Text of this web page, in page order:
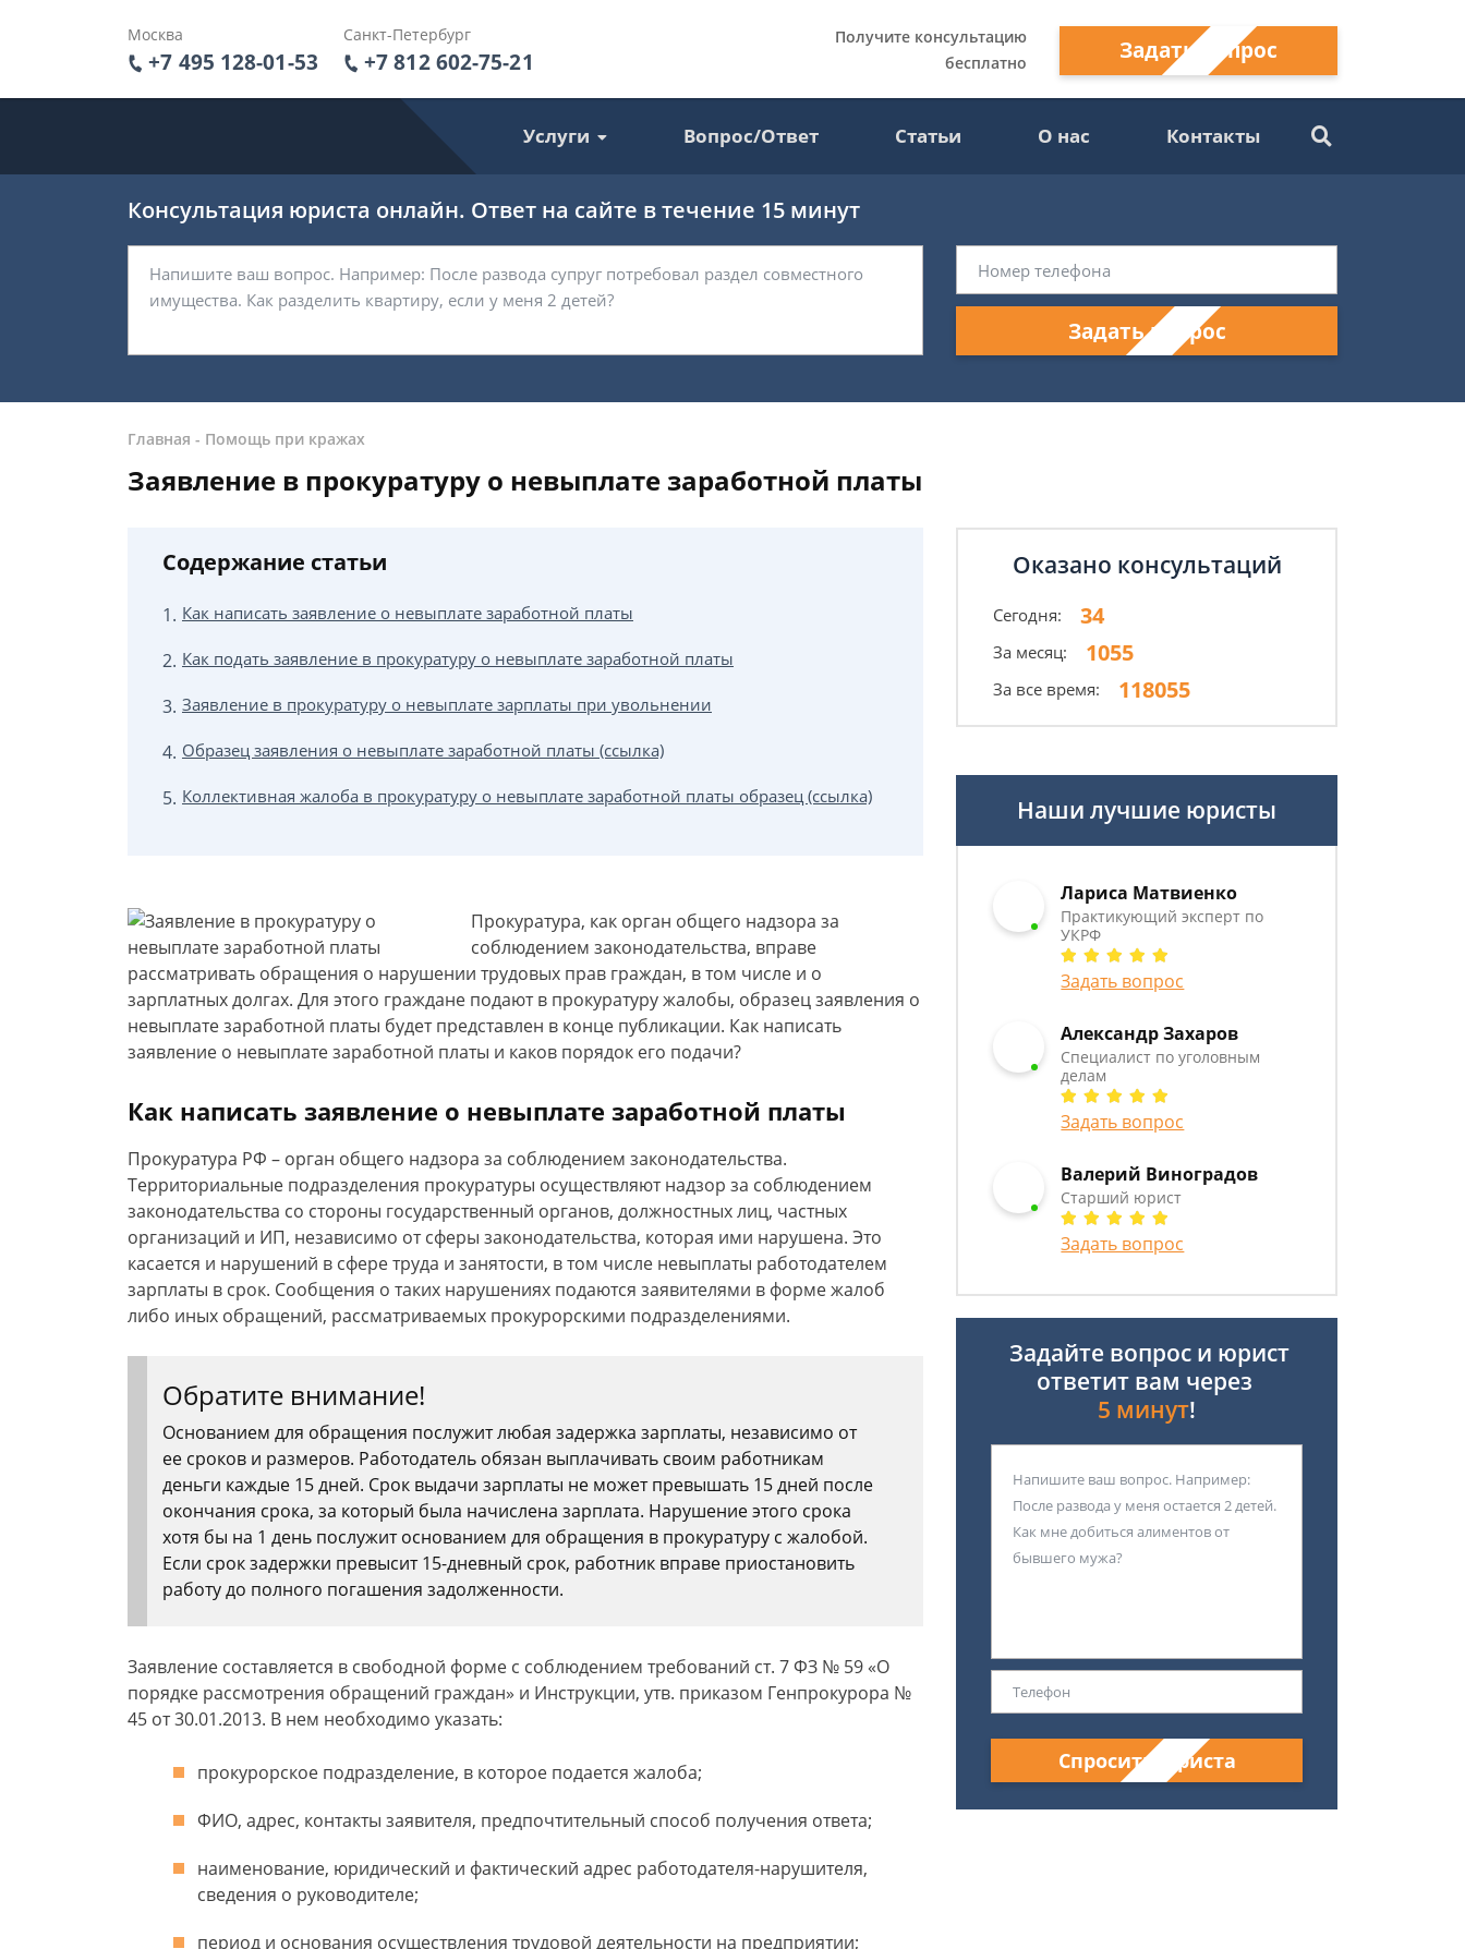
Москва
+7 495 128-01-53
Санкт-Петербург
+7 812 602-75-21
Получите консультацию
бесплатно
Задать вопрос
Услуги Вопрос/Ответ Статьи О нас Контакты
Консультация юриста онлайн. Ответ на сайте в течение 15 минут
Задать вопрос
Главная - Помощь при кражах
Заявление в прокуратуру о невыплате заработной платы
Содержание статьи
Как написать заявление о невыплате заработной платы
Как подать заявление в прокуратуру о невыплате заработной платы
Заявление в прокуратуру о невыплате зарплаты при увольнении
Образец заявления о невыплате заработной платы (ссылка)
Коллективная жалоба в прокуратуру о невыплате заработной платы образец (ссылка)
Прокуратура, как орган общего надзора за
соблюдением законодательства, вправе
рассматривать обращения о нарушении трудовых прав граждан, в том числе и о
зарплатных долгах. Для этого граждане подают в прокуратуру жалобы, образец заявления о
невыплате заработной платы будет представлен в конце публикации. Как написать
заявление о невыплате заработной платы и каков порядок его подачи?
Как написать заявление о невыплате заработной платы
Прокуратура РФ – орган общего надзора за соблюдением законодательства.
Территориальные подразделения прокуратуры осуществляют надзор за соблюдением
законодательства со стороны государственный органов, должностных лиц, частных
организаций и ИП, независимо от сферы законодательства, которая ими нарушена. Это
касается и нарушений в сфере труда и занятости, в том числе невыплаты работодателем
зарплаты в срок. Сообщения о таких нарушениях подаются заявителями в форме жалоб
либо иных обращений, рассматриваемых прокурорскими подразделениями.
Обратите внимание!
Основанием для обращения послужит любая задержка зарплаты, независимо от
ее сроков и размеров. Работодатель обязан выплачивать своим работникам
деньги каждые 15 дней. Срок выдачи зарплаты не может превышать 15 дней после
окончания срока, за который была начислена зарплата. Нарушение этого срока
хотя бы на 1 день послужит основанием для обращения в прокуратуру с жалобой.
Если срок задержки превысит 15-дневный срок, работник вправе приостановить
работу до полного погашения задолженности.
Заявление составляется в свободной форме с соблюдением требований ст. 7 ФЗ № 59 «О
порядке рассмотрения обращений граждан» и Инструкции, утв. приказом Генпрокурора №
45 от 30.01.2013. В нем необходимо указать:
прокурорское подразделение, в которое подается жалоба;
ФИО, адрес, контакты заявителя, предпочтительный способ получения ответа;
наименование, юридический и фактический адрес работодателя-нарушителя,
сведения о руководителе;
период и основания осуществления трудовой деятельности на предприятии;
Оказано консультаций
Сегодня: 34
За месяц: 1055
За все время: 118055
Наши лучшие юристы
Лариса Матвиенко
Практикующий эксперт по
УКРФ
Задать вопрос
Александр Захаров
Специалист по уголовным
делам
Задать вопрос
Валерий Виноградов
Старший юрист
Задать вопрос
Задайте вопрос и юрист
ответит вам через
5 минут!
Спросить юриста